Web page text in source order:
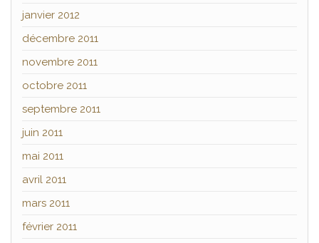
janvier 2012
décembre 2011
novembre 2011
octobre 2011
septembre 2011
juin 2011
mai 2011
avril 2011
mars 2011
février 2011